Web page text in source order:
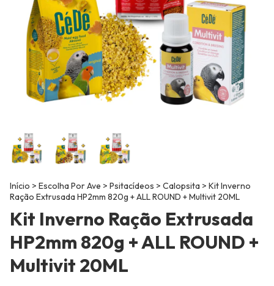
Início > Escolha Por Ave > Psitacídeos > Calopsita > Kit Inverno
Ração Extrusada HP2mm 820g + ALL ROUND + Multivit 20ML
Kit Inverno Ração Extrusada
HP2mm 820g + ALL ROUND +
Multivit 20ML